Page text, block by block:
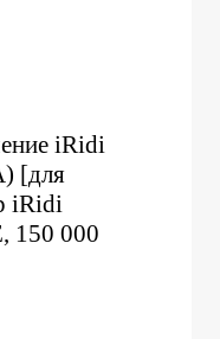
iRidi
[для
iRidi
150 000